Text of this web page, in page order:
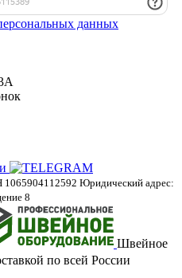
данных
Юридический адрес:
8
Швейное
по всей России